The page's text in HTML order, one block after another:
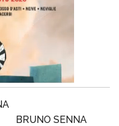
BRUNO SENNA